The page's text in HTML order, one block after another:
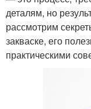
деталям, но
рассмотрим
закваске, его
практическими